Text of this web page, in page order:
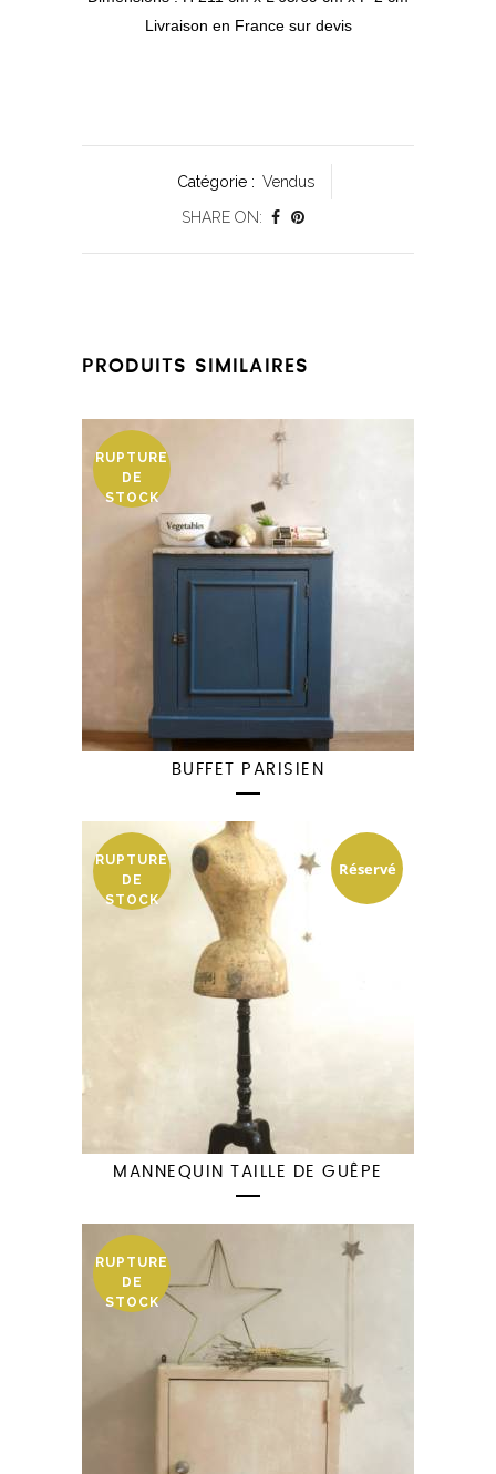
Livraison en France sur devis
Catégorie : Vendus
SHARE ON:
PRODUITS SIMILAIRES
RUPTURE
DE
STOCK
BUFFET PARISIEN
Réservé
RUPTURE
DE
STOCK
MANNEQUIN TAILLE DE GUÊPE
RUPTURE
DE
STOCK